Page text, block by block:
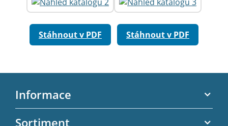
Stáhnout v PDF Stáhnout v PDF
Z
Informace
Sortiment